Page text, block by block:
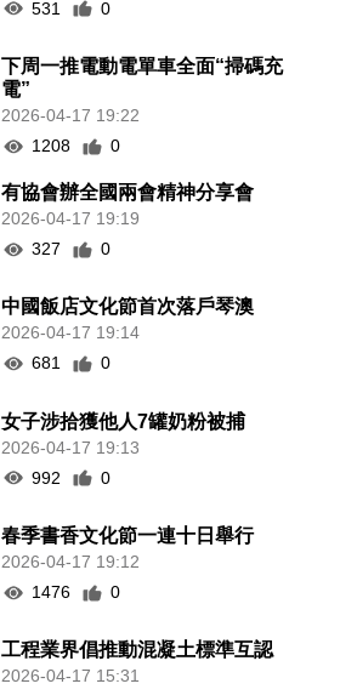
531
0
下周一推電動電單車全面“掃碼充
電”
2026-04-17 19:22
1208
0
有協會辦全國兩會精神分享會
2026-04-17 19:19
327
0
中國飯店文化節首次落戶琴澳
2026-04-17 19:14
681
0
女子涉拾獲他人7罐奶粉被捕
2026-04-17 19:13
992
0
春季書香文化節一連十日舉行
2026-04-17 19:12
1476
0
工程業界倡推動混凝土標準互認
2026-04-17 15:31